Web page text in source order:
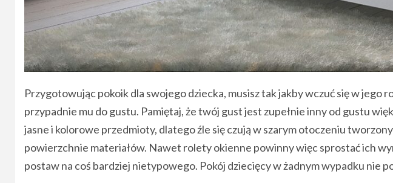
Przygotowując pokoik dla swojego dziecka, musisz tak jakby wczuć się w jego
przypadnie mu do gustu. Pamiętaj, że twój gust jest zupełnie inny od gustu
jasne i kolorowe przedmioty, dlatego źle się czują w szarym otoczeniu
powierzchnie materiałów. Nawet rolety okienne powinny więc sprostać ich
postaw na coś bardziej nietypowego. Pokój dziecięcy w żadnym wypadku nie